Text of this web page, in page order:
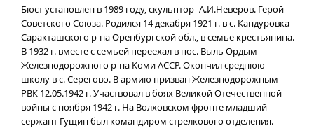
Бюст установлен в 1989 году, скульптор -А.И.Неверов. Герой
Советского Союза. Родился 14 декабря 1921 г. в с. Кандуровка
Саракташского р-на Оренбургской обл., в семье крестьянина.
В 1932 г. вместе с семьей переехал в пос. Выль Ордым
Железнодорожного р-на Коми АССР. Окончил среднюю
школу в с. Серегово. В армию призван Железнодорожным
РВК 12.05.1942 г.Участвовал в боях Великой Отечественной
войны с ноября 1942 г. На Волховском фронте младший
сержант Гущин был командиром стрелкового отделения.